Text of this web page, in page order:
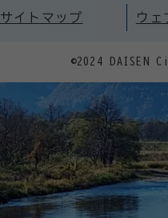
サイトマップ ウェ
©2024 DAISEN